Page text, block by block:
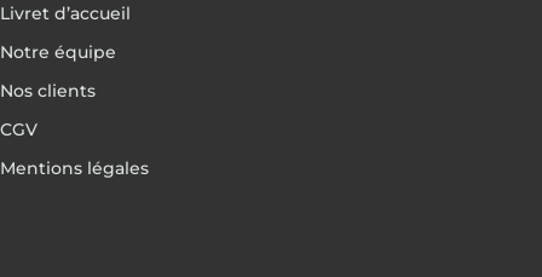
Livret d’accueil
Notre équipe
Nos clients
CGV
Mentions légales